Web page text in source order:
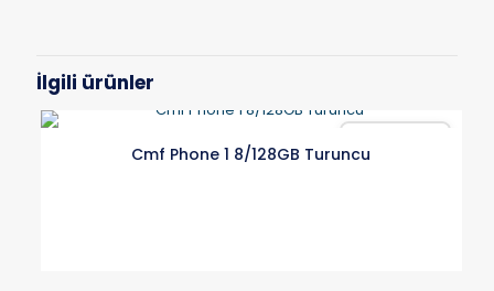
İlgili ürünler
Cmf Phone 1 8/128GB Turuncu